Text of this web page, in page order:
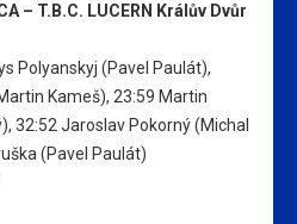
– T.B.C. LUCERN Králův Dvůr
Polyanskyj (Pavel Paulát),
Kameš), 23:59 Martin
32:52 Jaroslav Pokorný(Michal
(Pavel Paulát)